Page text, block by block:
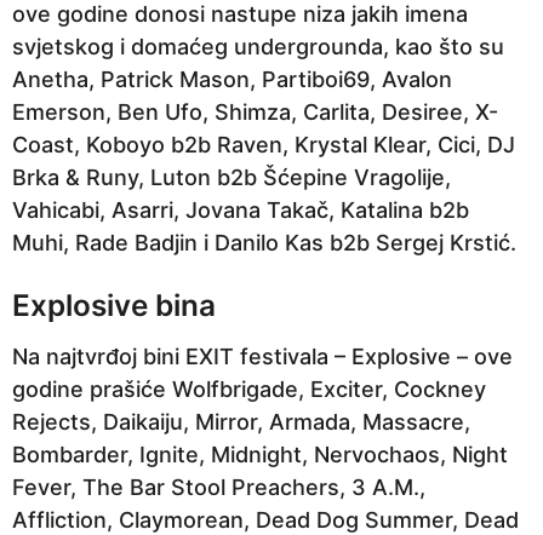
ove godine donosi nastupe niza jakih imena
svjetskog i domaćeg undergrounda, kao što su
Anetha, Patrick Mason, Partiboi69, Avalon
Emerson, Ben Ufo, Shimza, Carlita, Desiree, X-
Coast, Koboyo b2b Raven, Krystal Klear, Cici, DJ
Brka & Runy, Luton b2b Šćepine Vragolije,
Vahicabi, Asarri, Jovana Takač, Katalina b2b
Muhi, Rade Badjin i Danilo Kas b2b Sergej Krstić.
Explosive bina
Na najtvrđoj bini EXIT festivala – Explosive – ove
godine prašiće Wolfbrigade, Exciter, Cockney
Rejects, Daikaiju, Mirror, Armada, Massacre,
Bombarder, Ignite, Midnight, Nervochaos, Night
Fever, The Bar Stool Preachers, 3 A.M.,
Affliction, Claymorean, Dead Dog Summer, Dead